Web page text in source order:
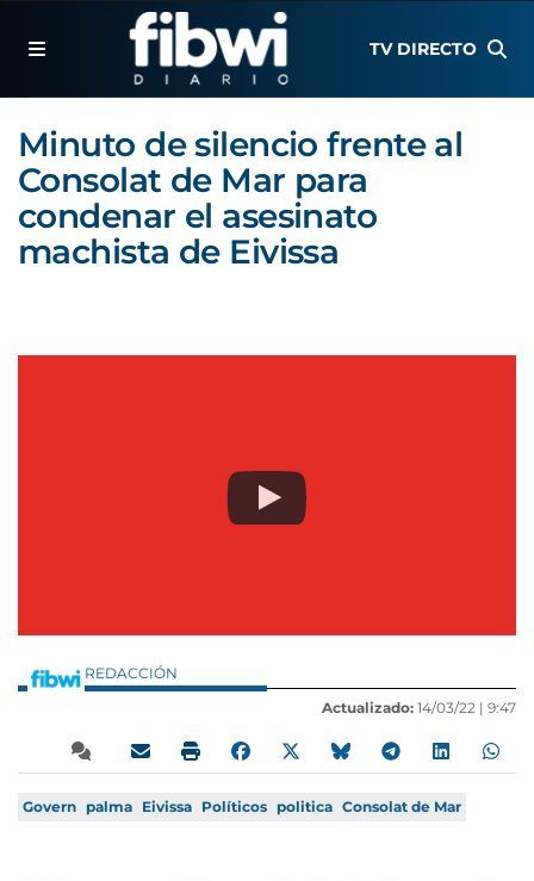
TV DIRECTO
Minuto de silencio frente al
Consolat de Mar para
condenar el asesinato
machista de Eivissa
REDACCIÓN
Actualizado: 14/03/22 | 9:47
Govern palma Eivissa Políticos politica Consolat de Mar